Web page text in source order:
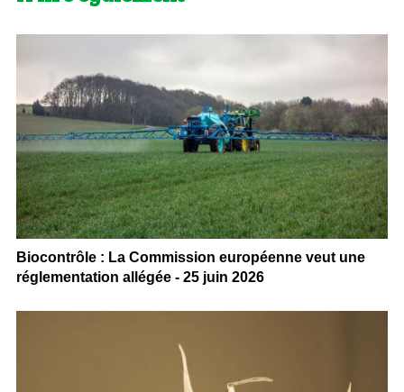
Biocontrôle : La Commission européenne veut une
réglementation allégée - 25 juin 2026